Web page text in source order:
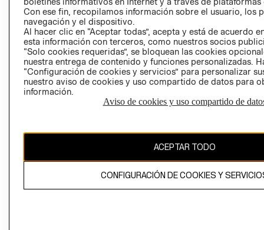
GIFT CARD
El contenido de esta página web está protegido por copyright y es
propiedad de H&M Hennes & Mauritz AB
Con ese fin, recopilamos información sobre el usuario, los
navegación y el dispositivo.
Al hacer clic en “Aceptar todas”, acepta y está de acuerdo
esta información con terceros, como nuestros socios
“Solo cookies requeridas”, se bloquean las cookies
nuestra entrega de contenido y funciones personalizadas.
“Configuración de cookies y servicios” para personalizar
nuestro aviso de cookies y uso compartido de datos para
información.
Aviso de cookies y uso compartido de
ACEPTAR TODO
CONFIGURACIÓN DE COOKIES Y